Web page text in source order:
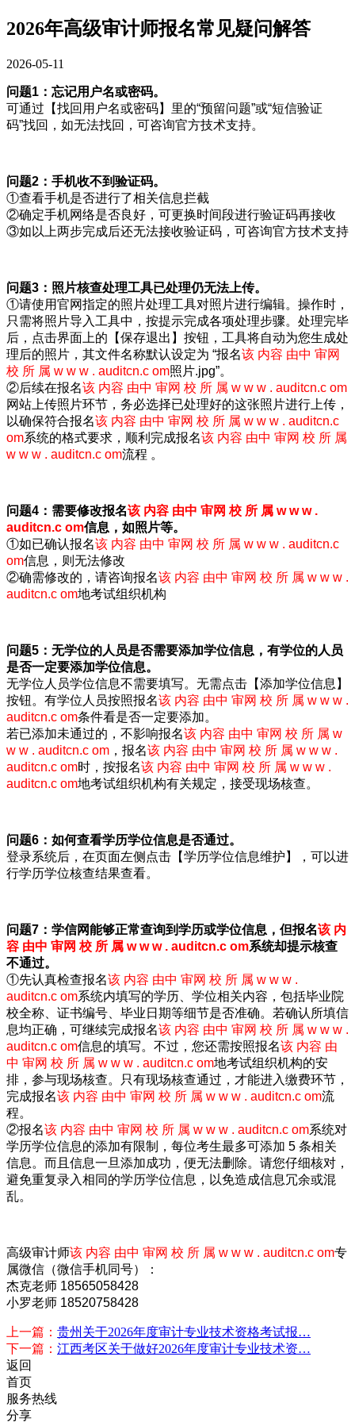
2026年高级审计师报名常见疑问解答
2026-05-11
问题1：忘记用户名或密码。
可通过【找回用户名或密码】里的“预留问题”或“短信验证
码”找回，如无法找回，可咨询官方技术支持。
问题2：手机收不到验证码。
①查看手机是否进行了相关信息拦截
②确定手机网络是否良好，可更换时间段进行验证码再接收
③如以上两步完成后还无法接收验证码，可咨询官方技术支持
问题3：照片核查处理工具已处理仍无法上传。
①请使用官网指定的照片处理工具对照片进行编辑。操作时，
只需将照片导入工具中，按提示完成各项处理步骤。处理完毕
后，点击界面上的【保存退出】按钮，工具将自动为您生成处
理后的照片，其文件名称默认设定为 “报名该 内容 由中 审网
校 所 属 w w w . auditcn.c om照片.jpg”。
②后续在报名该 内容 由中 审网 校 所 属 w w w . auditcn.c om
网站上传照片环节，务必选择已处理好的这张照片进行上传，
以确保符合报名该 内容 由中 审网 校 所 属 w w w . auditcn.c
om系统的格式要求，顺利完成报名该 内容 由中 审网 校 所 属
w w w . auditcn.c om流程 。
问题4：需要修改报名该 内容 由中 审网 校 所 属 w w w .
auditcn.c om信息，如照片等。
①如已确认报名该 内容 由中 审网 校 所 属 w w w . auditcn.c
om信息，则无法修改
②确需修改的，请咨询报名该 内容 由中 审网 校 所 属 w w w .
auditcn.c om地考试组织机构
问题5：无学位的人员是否需要添加学位信息，有学位的人员
是否一定要添加学位信息。
无学位人员学位信息不需要填写。无需点击【添加学位信息】
按钮。有学位人员按照报名该 内容 由中 审网 校 所 属 w w w .
auditcn.c om条件看是否一定要添加。
若已添加未通过的，不影响报名该 内容 由中 审网 校 所 属 w
w w . auditcn.c om ，报名该 内容 由中 审网 校 所 属 w w w .
auditcn.c om时，按报名该 内容 由中 审网 校 所 属 w w w .
auditcn.c om地考试组织机构有关规定，接受现场核查。
问题6：如何查看学历学位信息是否通过。
登录系统后，在页面左侧点击【学历学位信息维护】，可以进
行学历学位核查结果查看。
问题7：学信网能够正常查询到学历或学位信息，但报名该 内
容 由中 审网 校 所 属 w w w . auditcn.c om系统却提示核查
不通过。
①先认真检查报名该 内容 由中 审网 校 所 属 w w w .
auditcn.c om系统内填写的学历、学位相关内容，包括毕业院
校全称、证书编号、毕业日期等细节是否准确。若确认所填信
息均正确，可继续完成报名该 内容 由中 审网 校 所 属 w w w .
auditcn.c om信息的填写。不过，您还需按照报名该 内容 由
中 审网 校 所 属 w w w . auditcn.c om地考试组织机构的安
排，参与现场核查。只有现场核查通过，才能进入缴费环节，
完成报名该 内容 由中 审网 校 所 属 w w w . auditcn.c om流
程。
②报名该 内容 由中 审网 校 所 属 w w w . auditcn.c om系统对
学历学位信息的添加有限制，每位考生最多可添加 5 条相关
信息。而且信息一旦添加成功，便无法删除。请您仔细核对，
避免重复录入相同的学历学位信息，以免造成信息冗余或混
乱。
高级审计师该 内容 由中 审网 校 所 属 w w w . auditcn.c om专
属微信（微信手机同号）：
杰克老师 18565058428
小罗老师 18520758428
上一篇： 贵州关于2026年度审计专业技术资格考试报…
下一篇： 江西考区关于做好2026年度审计专业技术资…
返回
首页
服务热线
分享